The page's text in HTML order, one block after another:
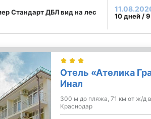
Стандарт ДБЛ вид на лес 10 дней /
Отель «Ателика
Инал
300 м до пляжа, 71 км от ж/д
Краснодар